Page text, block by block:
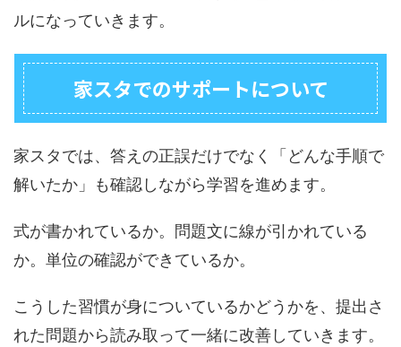
ルになっていきます。
家スタでのサポートについて
家スタでは、答えの正誤だけでなく「どんな手順で
解いたか」も確認しながら学習を進めます。
式が書かれているか。問題文に線が引かれている
か。単位の確認ができているか。
こうした習慣が身についているかどうかを、提出さ
れた問題から読み取って一緒に改善していきます。